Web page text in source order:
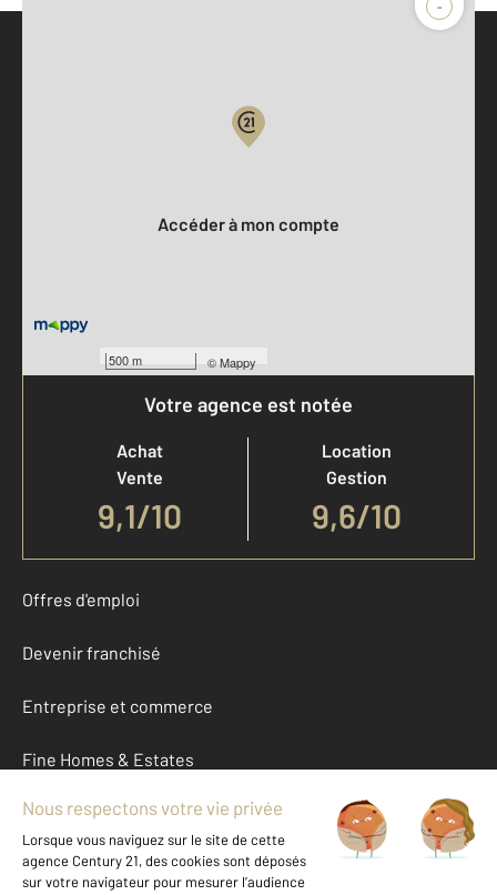
-
500 m ©Mappy
Accéder à mon compte
Votre agence est notée
Achat
Vente
9,1/10
Location
Gestion
9,6/10
Offres d'emploi
Devenir franchisé
Entreprise et commerce
Fine Homes & Estates
À propos
International